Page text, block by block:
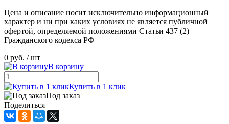
Цена и описание носит исключительно информационный
характер и ни при каких условиях не является публичной
офертой, определяемой положениями Статьи 437 (2)
Гражданского кодекса РФ
0 руб. / шт
В корзину
Купить в 1 клик
Под заказ
Поделиться